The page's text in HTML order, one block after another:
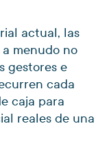
actual, las
menudo no
gestores e
cada
caja para
reales de una